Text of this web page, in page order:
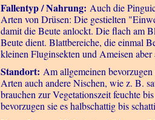
Fallentyp / Nahrung: Auch die
Arten von Drüsen: Die gestielten
damit die Beute anlockt. Die flach am
Beute dient. Blattbereiche, die einmal
kleinen Fluginsekten und Ameisen
Standort: Am allgemeinen
Arten auch andere Nischen, wie z. B.
brauchen zur Vegetationszeit feuchte
bevorzugen sie es halbschattig bis